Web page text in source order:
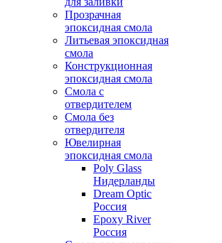
Прозрачная
эпоксидная смола
Литьевая эпоксидная
смола
Конструкционная
эпоксидная смола
Смола с
отвердителем
Смола без
отвердителя
Ювелирная
эпоксидная смола
Poly Glass
Нидерланды
Dream Optic
Россия
Epoxy River
Россия